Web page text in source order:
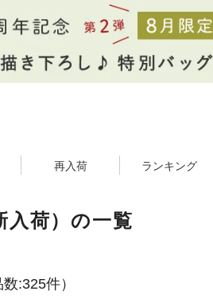
再入荷 ランキング
入荷）の一覧
数:325件）